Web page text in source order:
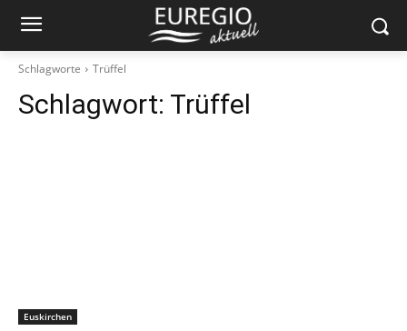
Schlagworte Trüffel
Schlagwort: Trüffel
Euskirchen